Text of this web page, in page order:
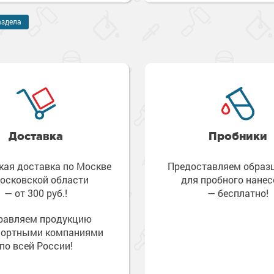
Доставка
доставка по Москве
области
— от 300 руб.!
продукцию
компаниями
по всей России!
Пробники
Предоставляем
для пробного
— бесплатно!
разбавители
товарыэмали
краски для